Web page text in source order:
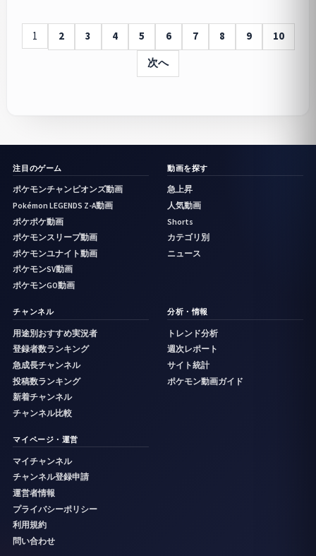
1 2 3 4 5 6 7 8 9
10
次へ
注目のゲーム
ポケモンチャンピオンズ動画
Pokémon LEGENDS Z-A動画
ポケポケ動画
ポケモンスリープ動画
ポケモンユナイト動画
ポケモンSV動画
ポケモンGO動画
動画を探す
急上昇
人気動画
Shorts
カテゴリ別
ニュース
チャンネル
用途別おすすめ実況者
登録者数ランキング
急成長チャンネル
投稿数ランキング
新着チャンネル
チャンネル比較
分析・情報
トレンド分析
週次レポート
サイト統計
ポケモン動画ガイド
マイページ・運営
マイチャンネル
チャンネル登録申請
運営者情報
プライバシーポリシー
利用規約
問い合わせ